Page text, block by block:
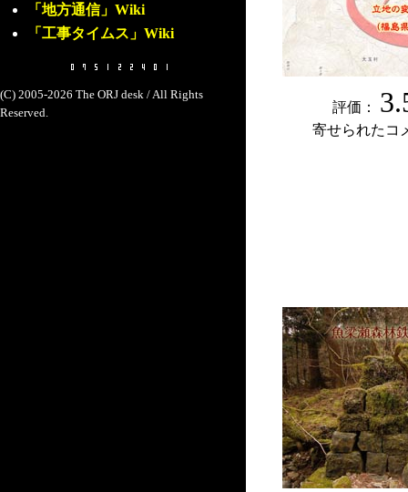
「地方通信」Wiki
「工事タイムス」Wiki
(C) 2005-2026 The ORJ desk / All Rights
Reserved.
評価：
寄せられたコ